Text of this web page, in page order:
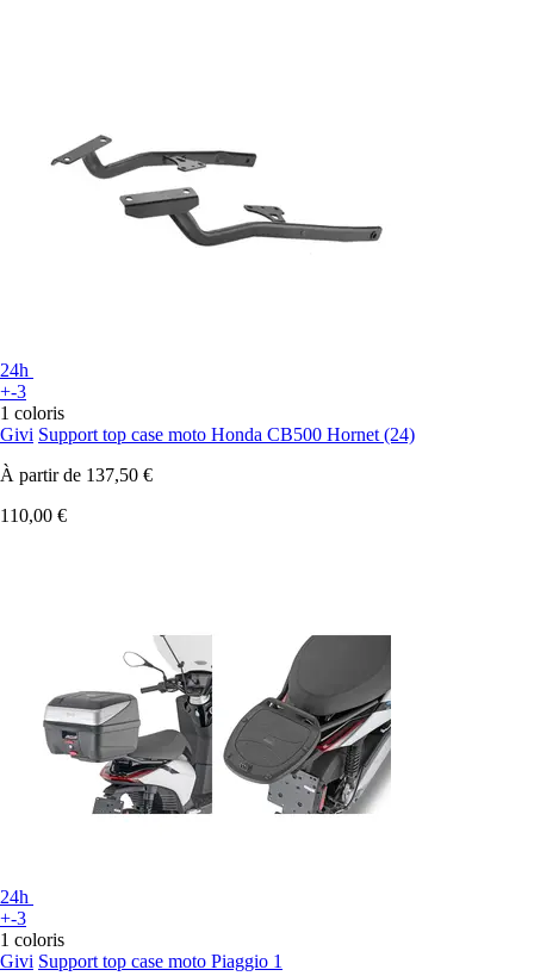
24h
+-3
1 coloris
Givi Support top case moto Honda CB500 Hornet (24)
À partir de 137,50 €
110,00 €
24h
+-3
1 coloris
Givi Support top case moto Piaggio 1